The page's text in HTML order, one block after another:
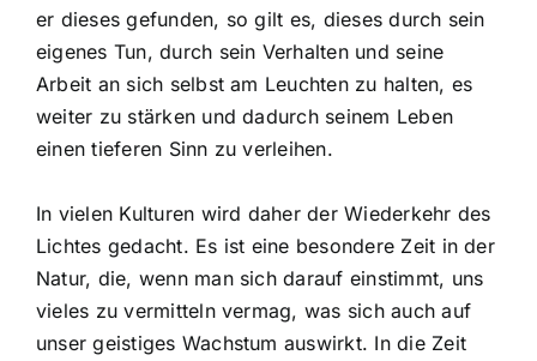
er dieses gefunden, so gilt es, dieses durch sein
eigenes Tun, durch sein Verhalten und seine
Arbeit an sich selbst am Leuchten zu halten, es
weiter zu stärken und dadurch seinem Leben
einen tieferen Sinn zu verleihen.
In vielen Kulturen wird daher der Wiederkehr des
Lichtes gedacht. Es ist eine besondere Zeit in der
Natur, die, wenn man sich darauf einstimmt, uns
vieles zu vermitteln vermag, was sich auch auf
unser geistiges Wachstum auswirkt. In die Zeit